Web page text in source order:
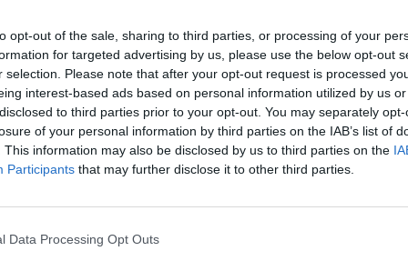
opt-out of the sale, sharing to third parties, or processing of your
for targeted advertising by us, please use the below opt-out
selection. Please note that after your opt-out request is processed
interest-based ads based on personal information utilized by us
to third parties prior to your opt-out. You may separately
of your personal information by third parties on the IAB’s list of
This information may also be disclosed by us to third parties on the
Participants that may further disclose it to other third parties.
Data Processing Opt Outs
dellaUil, Santo Biondo, e dal
,Sandro Colombi. Secondo i due
professionalità metterebbe a serio
migratorie italiane, creando nuove
della macchina statale
lavoratrici e lavoratori in
7